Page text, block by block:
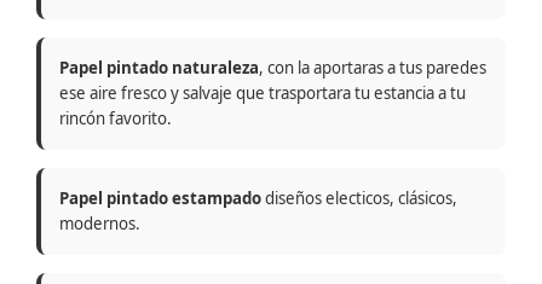
Papel pintado naturaleza, con la aportaras a tus paredes
ese aire fresco y salvaje que trasportara tu estancia a tu
rincón favorito.
Papel pintado estampadodiseños electicos, clásicos,
modernos.